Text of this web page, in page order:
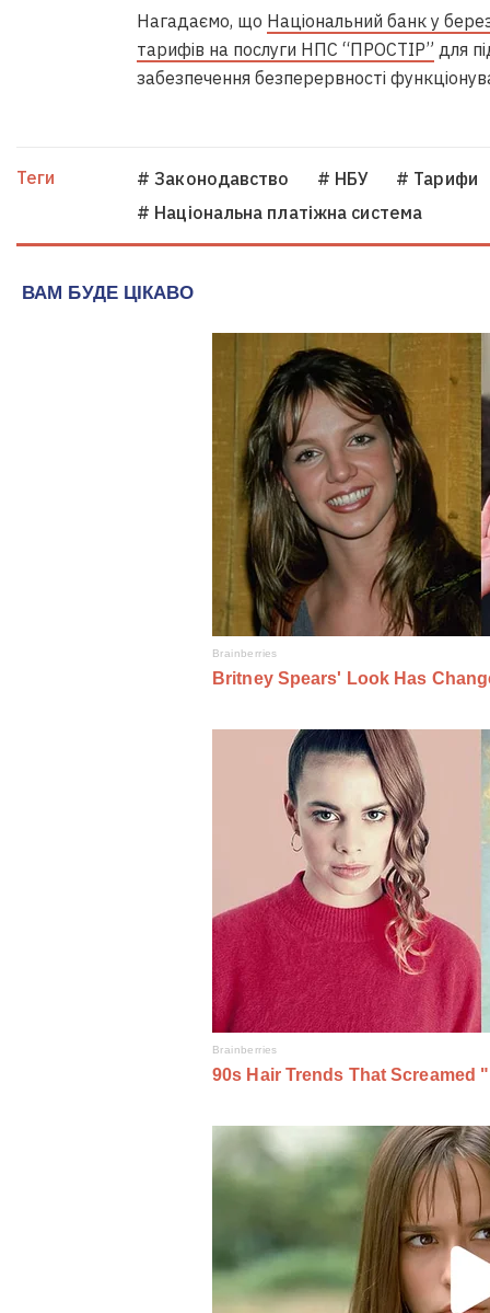
Нагадаємо, що Національний банк у
тарифів на послуги НПС “ПРОСТІР” для
забезпечення безперервності
Теги # Законодавство # НБУ
# Тарифи
# Національна платіжна система